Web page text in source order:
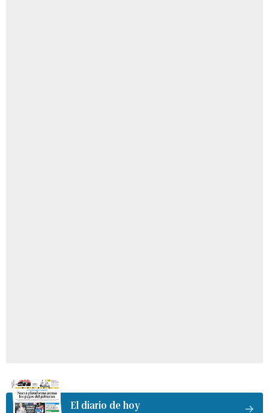
El diario de hoy